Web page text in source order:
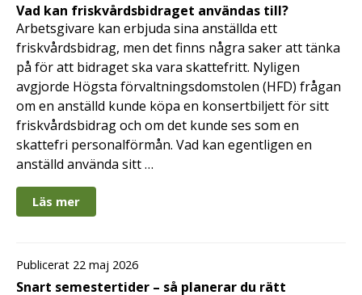
Vad kan friskvårdsbidraget användas till?
Arbetsgivare kan erbjuda sina anställda ett
friskvårdsbidrag, men det finns några saker att tänka
på för att bidraget ska vara skattefritt. Nyligen
avgjorde Högsta förvaltningsdomstolen (HFD) frågan
om en anställd kunde köpa en konsertbiljett för sitt
friskvårdsbidrag och om det kunde ses som en
skattefri personalförmån. Vad kan egentligen en
anställd använda sitt …
Läs mer
Publicerat 22 maj 2026
Snart semestertider – så planerar du rätt